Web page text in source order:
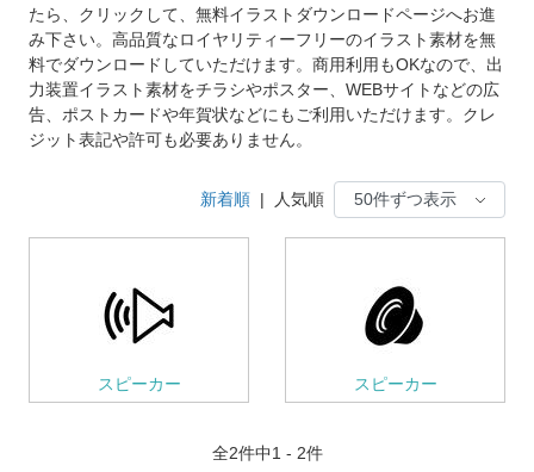
たら、クリックして、無料イラストダウンロードページへお進
み下さい。高品質なロイヤリティーフリーのイラスト素材を無
料でダウンロードしていただけます。商用利用もOKなので、出
力装置イラスト素材をチラシやポスター、WEBサイトなどの広
告、ポストカードや年賀状などにもご利用いただけます。クレ
ジット表記や許可も必要ありません。
新着順 | 人気順
スピーカー スピーカー
全2件中1 - 2件